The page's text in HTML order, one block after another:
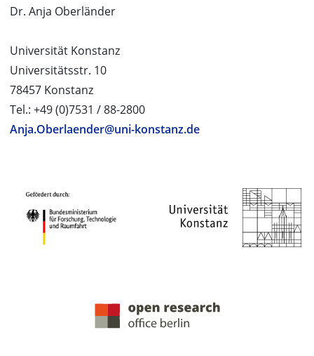
Dr. Anja Oberländer
Universität Konstanz
Universitätsstr. 10
78457 Konstanz
Tel.: +49 (0)7531 / 88-2800
Anja.Oberlaender@uni-konstanz.de